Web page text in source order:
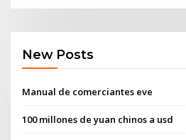
New Posts
Manual de comerciantes eve
100 millones de yuan chinos a usd